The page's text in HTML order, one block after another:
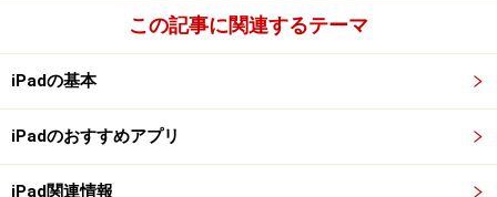
iPad Proはアップルの最新プロセッサ「M4」を、Macに先駆
けて搭載しているのも大きなポイントだ
256GB）から、13インチモデルで21万8800円（Wi-Fiモ
この記事に関連するテーマ
iPadの基本
iPadのおすすめアプリ
iPad関連情報